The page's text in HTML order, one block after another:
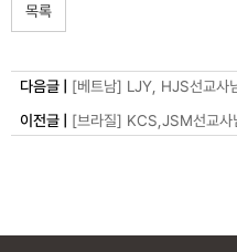
목록
다음글 | [베트남] LJY, HJS선교사
이전글 | [브라질] KCS,JSM선교사